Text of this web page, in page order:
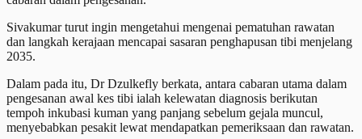
Sivakumar turut ingin mengetahui mengenai pematuhan rawatan
dan langkah kerajaan mencapai sasaran penghapusan tibi menjelang
2035.
Dalam pada itu, Dr Dzulkefly berkata, antara cabaran utama dalam
pengesanan awal kes tibi ialah kelewatan diagnosis berikutan
tempoh inkubasi kuman yang panjang sebelum gejala muncul,
menyebabkan pesakit lewat mendapatkan pemeriksaan dan rawatan.